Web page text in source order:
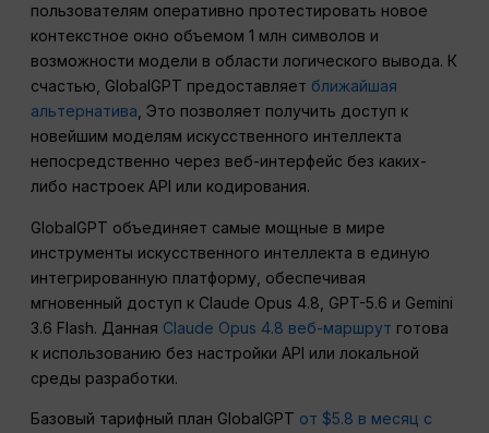
пользователям оперативно протестировать новое
контекстное окно объемом 1 млн символов и
возможности модели в области логического вывода. К
счастью, GlobalGPT предоставляет ближайшая
альтернатива , Это позволяет получить доступ к
новейшим моделям искусственного интеллекта
непосредственно через веб-интерфейс без каких-
либо настроек API или кодирования.
GlobalGPT объединяет самые мощные в мире
инструменты искусственного интеллекта в единую
интегрированную платформу, обеспечивая
мгновенный доступ к Claude Opus 4.8, GPT-5.6 и Gemini
3.6 Flash. Данная Claude Opus 4.8 веб-маршрут готова
к использованию без настройки API или локальной
среды разработки.
Базовый тарифный план GlobalGPT от $5.8 в месяц с